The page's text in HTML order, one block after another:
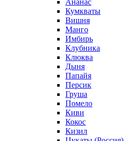
Ананас
Кумкваты
Вишня
Манго
Имбирь
Клубника
Клюква
Дыня
Папайя
Персик
Груша
Помело
Киви
Кокос
Кизил